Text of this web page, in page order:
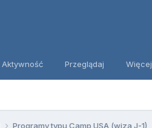
Aktywność Przeglądaj Więcej
Programy typu Camp USA (wiza J-1)